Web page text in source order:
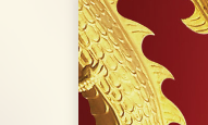
Mehta